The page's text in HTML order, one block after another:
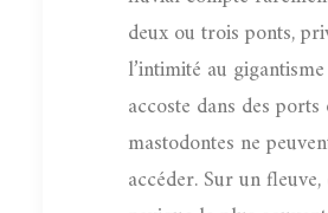
deux ou trois ponts,
l’intimité au
accoste dans des
mastodontes ne
accéder. Sur un